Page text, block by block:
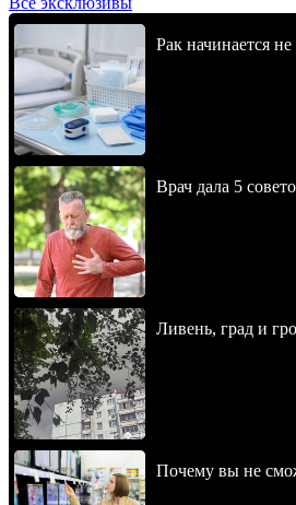
Рак начинается
Врач дала 5
Ливень, град и
Почему вы не